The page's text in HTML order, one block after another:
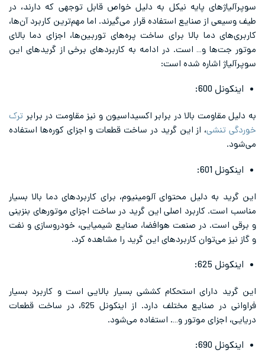
پایه نیکل به دلیل خواص قابل توجهی که دارند، در
وسیعی از صنایع استفاده قرار می‌گیرند. اما مهم‌ترین کاربرد آن‌ها،
دما بالا برای ساخت پره‌های توربین‌ها، اجزای دما بالای
جت‌ها و… است. در ادامه به کاربرد‌های برخی از گریدهای این
اشاره شده است:
اینکونل 600:
دلیل مقاومت بالا در برابر اکسیداسیون و نیز مقاومت در برابرترک
تنشی، از این گرید در ساخت قطعات و اجزای کوره‌ها استفاده
اینکونل 601:
گرید به دلیل محتوای آلومینیوم، برای کاربردهای دما بالا بسیار
است. کاربرد اصلی این گرید در ساخت اجزای موتورهای بنزینی
برقی است. در صنعت هوافضا، صنایع شیمیایی، خودروسازی و نفت
گاز نیز می‌توان کاربرد‌های این گرید را مشاهده کرد.
اینکونل 625:
گرید دارای استحکام کششی بسیار بالایی است و کاربرد بسیار
فراوانی در صنایع مختلف دارد. از اینکونل 625، در ساخت قطعات
اجزای موتور و…. استفاده می‌شود.
اینکونل 690: